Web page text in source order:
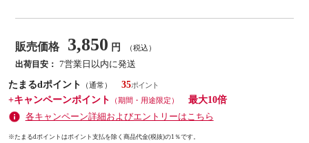
販売価格 3,850 円 （税込）
出荷目安： 7営業日以内に発送
たまるdポイント
（通常）
35
+キャンペーンポイント
（期間・用途限定）
最大10倍
各キャンペーン詳細およびエントリーはこちら
※たまるdポイントはポイント支払を除く商品代金(税抜)の1％です。